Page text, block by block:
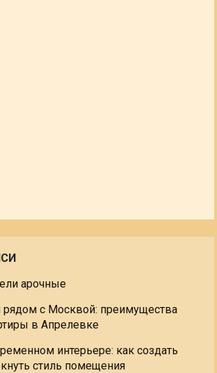
арочные
рядом с Москвой: преимущества
в Апрелевке
интерьере: как создать
стиль помещения